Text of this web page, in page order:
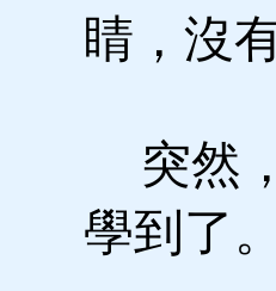
睛，沒
突然
學到了。